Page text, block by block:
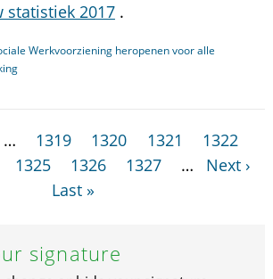
statistiek 2017.
Werkvoorziening heropenen voor alle
… 1319 1320 1321
1322
1325 1326 1327 …
Next ›
Last »
signature